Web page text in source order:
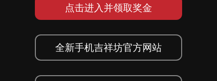
点击进入并领取奖金
全新手机吉祥坊官方网站